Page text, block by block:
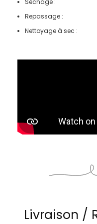
Repassage :
Nettoyage à sec :
Livraison /